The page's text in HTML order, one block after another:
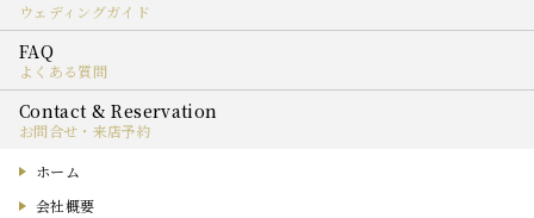
ウェディングガイド
よくある質問
お問合せ・来店予約
ホーム
会社概要